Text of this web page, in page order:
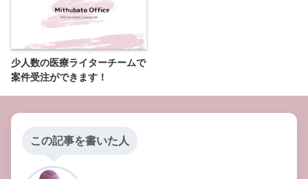
少人数の医療ライターチームで
案件受注ができます！
この記事を書いた人